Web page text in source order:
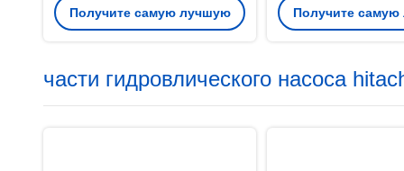
Получите самую лучшую
основы Ап12
Получите
части гидровлического насоса